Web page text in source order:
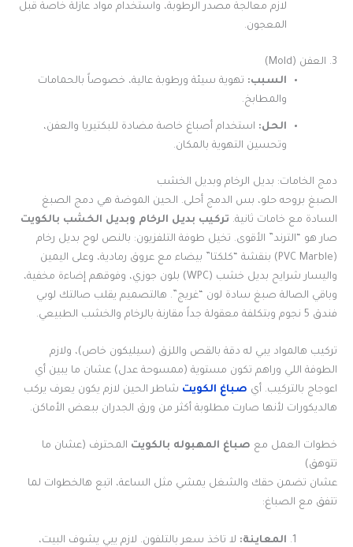
لازم معالجة مصدر الرطوبة، واستخدام مواد عازلة خاصة قبل
المعجون.
3. العفن (Mold)
السبب: تهوية سيئة ورطوبة عالية، خصوصاً بالحمامات
والمطابخ.
الحل: استخدام أصباغ خاصة مضادة للبكتيريا والعفن،
وتحسين التهوية بالمكان.
دمج الخامات: بديل الرخام وبديل الخشب
الصبغ بروحه حلو، بس الدمج أحلى. الحين الموضة هي دمج الصبغ
السادة مع خامات ثانية. تركيب بديل الرخام وبديل الخشب بالكويت
صار هو “الترند” الأقوى. تخيل طوفة التلفزيون: بالنص لوح بديل رخام
(PVC Marble) بنقشة “كلكتا” بيضاء مع عروق رمادية، وعلى اليمين
واليسار شرايح بديل خشب (WPC) بلون جوزي، وفوقهم إضاءة مخفية،
وباقي الصالة صبغ سادة لون “غريج”. هالتصميم يقلب صالتك لوبي
فندق 5 نجوم وبتكلفة معقولة جداً مقارنة بالرخام والخشب الطبيعي.
تركيب هالمواد يبي له دقة بالقص واللزق (سيليكون خاص)، ولازم
الطوفة اللي وراهم تكون مستوية (ممسوحة عدل) عشان ما يبين أي
اعوجاج بالتركيب. أي صباغ الكويت شاطر الحين لازم يكون يعرف يركب
هالديكورات لأنها صارت مطلوبة أكثر من ورق الجدران ببعض الأماكن.
خطوات العمل مع صباغ المهبوله بالكويت المحترف (عشان ما
تتوهق)
عشان تضمن حقك والشغل يمشي مثل الساعة، اتبع هالخطوات لما
تتفق مع الصباغ:
المعاينة: لا تاخذ سعر بالتلفون. لازم ييي يشوف البيت،